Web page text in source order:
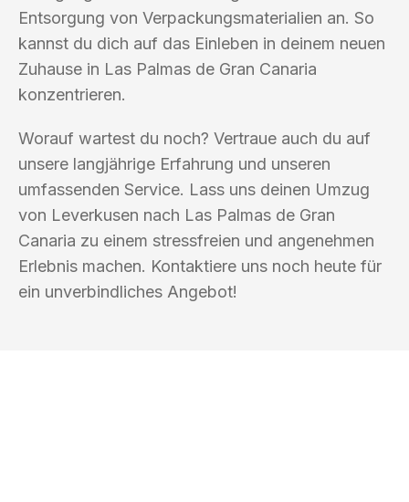
Entsorgung von Verpackungsmaterialien an. So
kannst du dich auf das Einleben in deinem neuen
Zuhause in Las Palmas de Gran Canaria
konzentrieren.
Worauf wartest du noch? Vertraue auch du auf
unsere langjährige Erfahrung und unseren
umfassenden Service. Lass uns deinen Umzug
von Leverkusen nach Las Palmas de Gran
Canaria zu einem stressfreien und angenehmen
Erlebnis machen. Kontaktiere uns noch heute für
ein unverbindliches Angebot!